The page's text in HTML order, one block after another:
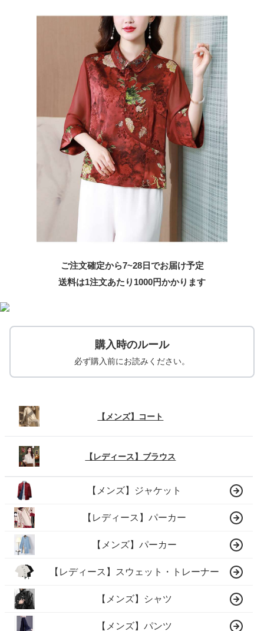
ご注文確定から7~28日でお届け予定
送料は1注文あたり 1000円かかります
購入時のルール
必ず購入前にお読みください。
【メンズ】コート
【レディース】ブラウス
【メンズ】ジャケット
【レディース】パーカー
【メンズ】パーカー
【レディース】スウェット・トレーナー
【メンズ】シャツ
【メンズ】パンツ